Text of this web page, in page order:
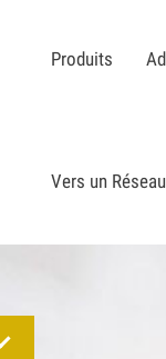
Produits
Vers un